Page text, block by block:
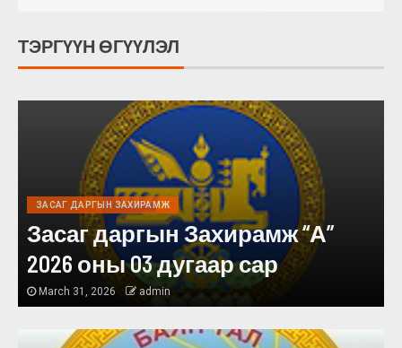
ТЭРГҮҮН ӨГҮҮЛЭЛ
ЗАСАГ ДАРГЫН ЗАХИРАМЖ
Засаг даргын Захирамж “А”
2026 оны 03 дугаар сар
March 31, 2026 admin